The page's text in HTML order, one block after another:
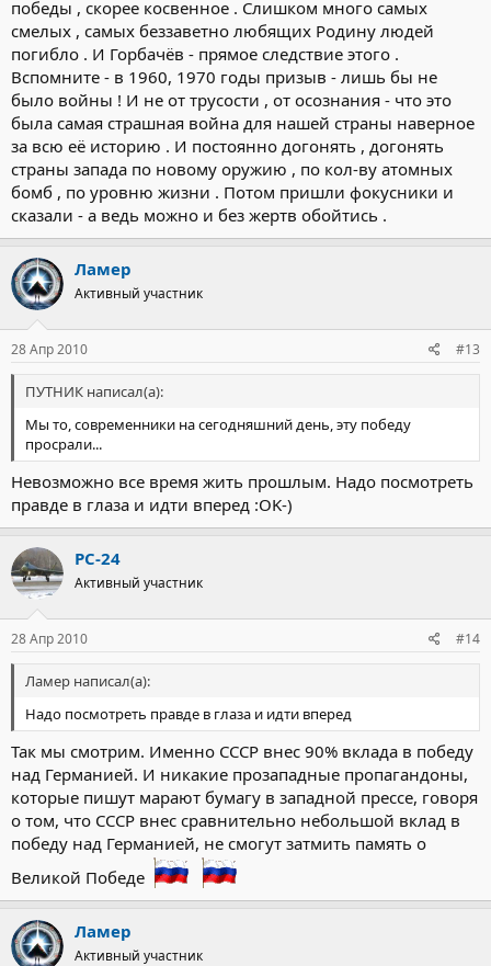
победы , скорее косвенное . Слишком много самых
смелых , самых беззаветно любящих Родину людей
погибло . И Горбачёв - прямое следствие этого .
Вспомните - в 1960, 1970 годы призыв - лишь бы не
было войны ! И не от трусости , от осознания - что это
была самая страшная война для нашей страны наверное
за всю её историю . И постоянно догонять , догонять
страны запада по новому оружию , по кол-ву атомных
бомб , по уровню жизни . Потом пришли фокусники и
сказали - а ведь можно и без жертв обойтись .
Ламер
Активный участник
28 Апр 2010 #13
ПУТНИК написал(а):
Мы то, современники на сегодняшний день, эту победу
просрали...
Невозможно все время жить прошлым. Надо посмотреть
правде в глаза и идти вперед :OK-)
РС-24
Активный участник
28 Апр 2010 #14
Ламер написал(а):
Надо посмотреть правде в глаза и идти вперед
Так мы смотрим. Именно СССР внес 90% вклада в победу
над Германией. И никакие прозападные пропагандоны,
которые пишут марают бумагу в западной прессе, говоря
о том, что СССР внес сравнительно небольшой вклад в
победу над Германией, не смогут затмить память о
Великой Победе
Ламер
Активный участник